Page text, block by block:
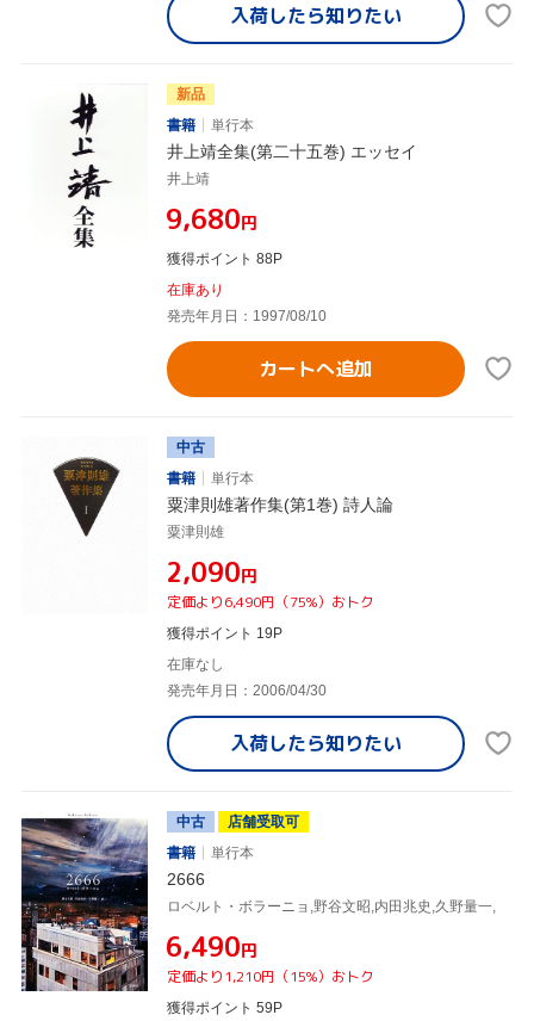
入荷したら知りたい
新品
書籍
単行本
井上靖全集(第二十五巻) エッセイ
井上靖
¥9,680円
獲得ポイント 88P
在庫あり
発売年月日：1997/08/10
カートへ追加
中古
書籍
単行本
粟津則雄著作集(第1巻) 詩人論
粟津則雄
¥2,090円
定価より6,490円（75%）おトク
獲得ポイント 19P
在庫なし
発売年月日：2006/04/30
入荷したら知りたい
中古
店舗受取可
書籍
単行本
2666
ロベルト・ボラーニョ,野谷文昭,内田兆史,久野量一,
¥6,490円
定価より1,210円（15%）おトク
獲得ポイント 59P